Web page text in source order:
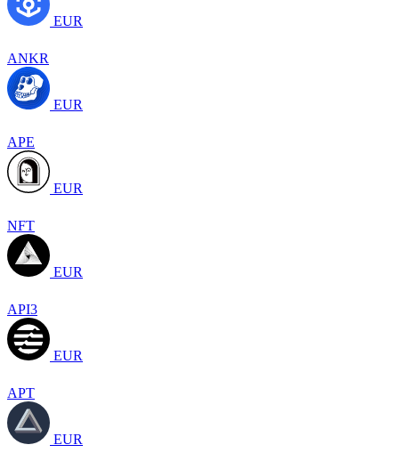
EUR
ANKR
EUR
APE
EUR
NFT
EUR
API3
EUR
APT
EUR